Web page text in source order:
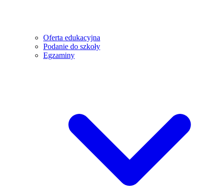
Oferta edukacyjna
Podanie do szkoły
Egzaminy